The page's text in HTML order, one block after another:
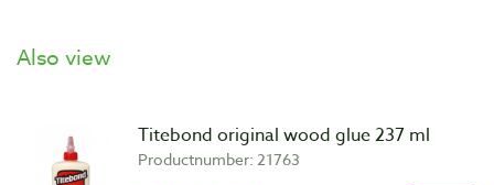
Also view
Titebond original wood glue 237 ml
Productnumber: 21763